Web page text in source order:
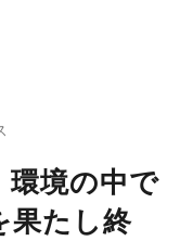
境の中で
果たし終